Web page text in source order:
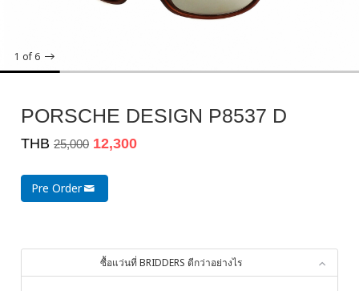
1 of 6
PORSCHE DESIGN P8537 D
THB 25,000 12,300
Pre Order
ซื้อแว่นที่ BRIDDERS ดีกว่าอย่างไร